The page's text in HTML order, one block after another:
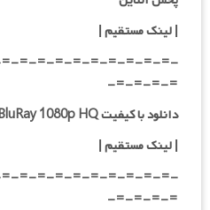
| لینک مستقیم |
=-=-=-=-=-=-=-=-=-
=-=-=-=-
دانلود با کیفیت BluRay 1080p HQ ریلیز F2M
| لینک مستقیم |
=-=-=-=-=-=-=-=-=-
=-=-=-=-